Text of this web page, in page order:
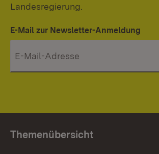
Landesregierung.
E-Mail zur Newsletter-Anmeldung
Themenübersicht